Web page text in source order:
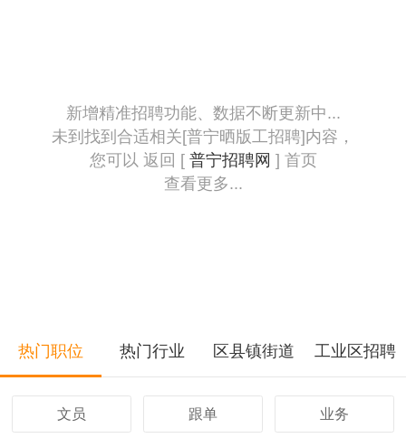
新增精准招聘功能、数据不断更新中...
未到找到合适相关[普宁晒版工招聘]内容，
您可以 返回 [ 普宁招聘网 ] 首页
查看更多...
热门职位 热门行业 区县镇街道 工业区招聘
文员 跟单 业务